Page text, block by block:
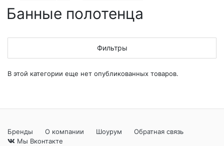
Банные полотенца
Фильтры
В этой категории еще нет опубликованных товаров.
Бренды О компании Шоурум
Обратная связь
Мы Вконтакте